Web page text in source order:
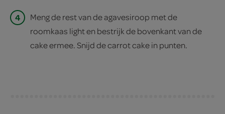
4
Meng de rest van de agavesiroop met de
roomkaas light en bestrijk de bovenkant van de
cake ermee. Snijd de carrot cake in punten.